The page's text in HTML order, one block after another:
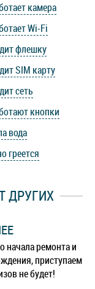
камера
Wi-Fi
флешку
SIM карту
сеть
кнопки
вода
греется
ДРУГИХ
начала ремонта и
приступаем
не будет!